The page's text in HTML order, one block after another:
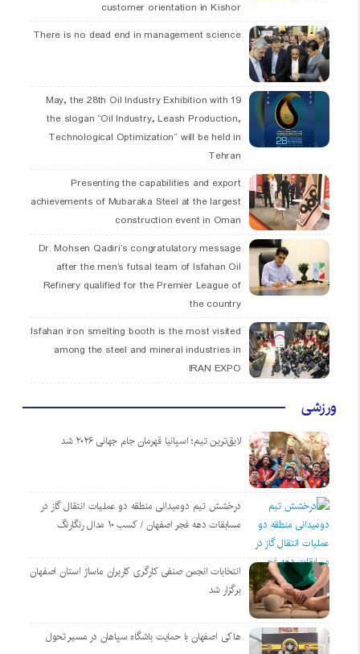
customer orientation in Kishor
There is no dead end in management science
19 May, the 28th Oil Industry Exhibition with
the slogan “Oil Industry, Leash Production,
Technological Optimization” will be held in
Tehran
Presenting the capabilities and export
achievements of Mubaraka Steel at the largest
construction event in Oman
Dr. Mohsen Qadiri’s congratulatory message
after the men’s futsal team of Isfahan Oil
Refinery qualified for the Premier League of
the country
Isfahan iron smelting booth is the most visited
among the steel and mineral industries in
IRAN EXPO
ورزشی
لایق‌ترین تیم؛ اسپانیا قهرمان جام جهانی ۲۰۲۶ شد
درخشش تیم دومیدانی منطقه دو عملیات انتقال گاز در
مسابقات دهه فجر اصفهان / کسب ۱۰ مدال رنگارنگ
انتخابات انجمن صنفی کارگری کاربران ماساژ استان اصفهان
برگزار شد
هاکی اصفهان با حمایت باشگاه سپاهان در مسیر تحول